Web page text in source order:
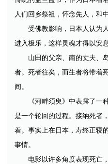
人们回乡祭祖，怀念先人，和
受佛教影响，日本人认为
进入极乐，这样灵魂才得以安息
山田的父亲、南的丈夫、
者。死者往矣，而生者将带着
间。
《河畔须臾》中表露了一
是一个轮回的过程。接纳死者
着。事实上在日本，寿终正寝
事情。
电影以许多角度表现死亡